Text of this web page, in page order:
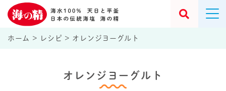
ホーム > レシピ > オレンジヨーグルト
オレンジヨーグルト